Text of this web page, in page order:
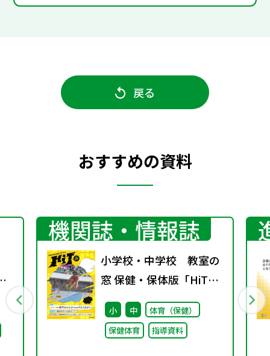
戻る
おすすめの資料
機関誌・情報誌
小学校・中学校 教室の
窓 保健・保体版「HiT
保健と体育の情報誌」
vol.7
小 中
体育（保健）
保健体育
指導資料